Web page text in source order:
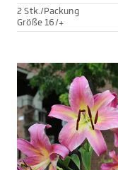
2 Stk./Packung
Größe 16/+